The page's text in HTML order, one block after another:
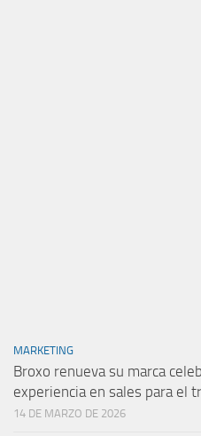
MARKETING
Broxo renueva su marca
experiencia en sales para el
14 DE MARZO DE 2026